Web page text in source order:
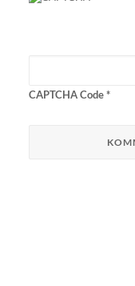
CAPTCHA Code*